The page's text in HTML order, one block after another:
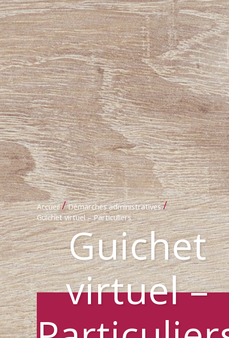
Accueil / Démarches administratives /
Guichet virtuel – Particuliers
Guichet
virtuel –